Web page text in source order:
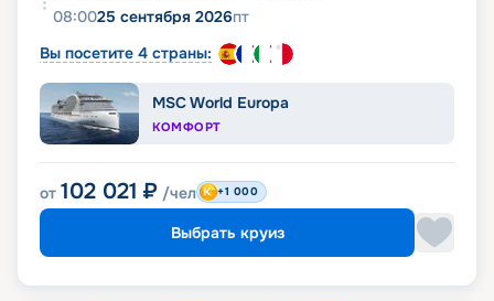
08:0025 сентября 2026пт
Вы посетите 4 страны:
MSC World Europa
КОМФОРТ
от 102 021 ₽ /чел +1 000
Выбрать круиз